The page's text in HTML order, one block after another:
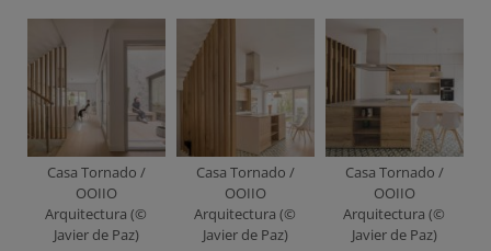
Casa Tornado /
OOIIO
Arquitectura (©
Javier de Paz)
Casa Tornado /
OOIIO
Arquitectura (©
Javier de Paz)
Casa Tornado /
OOIIO
Arquitectura (©
Javier de Paz)